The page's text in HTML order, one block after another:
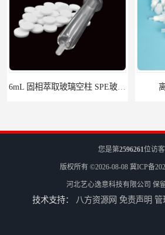
离子色谱前处理小柱​
您是第2596261位访客
版权所有 ©2026-08-08 冀ICP备
河北艺心逸意科技有限公司 保
技术支持： 八方资源网 免责声明 管